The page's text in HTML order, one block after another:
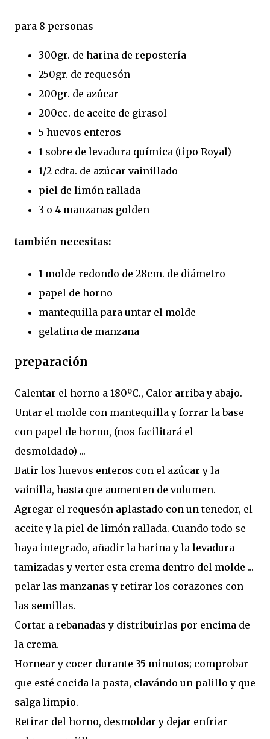
para 8 personas
300gr. de harina de repostería
250gr. de requesón
200gr. de azúcar
200cc. de aceite de girasol
5 huevos enteros
1 sobre de levadura química (tipo Royal)
1/2 cdta. de azúcar vainillado
piel de limón rallada
3 o 4 manzanas golden
también necesitas:
1 molde redondo de 28cm. de diámetro
papel de horno
mantequilla para untar el molde
gelatina de manzana
preparación
Calentar el horno a 180ºC., Calor arriba y abajo.
Untar el molde con mantequilla y forrar la base
con papel de horno, (nos facilitará el
desmoldado) ...
Batir los huevos enteros con el azúcar y la
vainilla, hasta que aumenten de volumen.
Agregar el requesón aplastado con un tenedor, el
aceite y la piel de limón rallada. Cuando todo se
haya integrado, añadir la harina y la levadura
tamizadas y verter esta crema dentro del molde ...
pelar las manzanas y retirar los corazones con
las semillas.
Cortar a rebanadas y distribuirlas por encima de
la crema.
Hornear y cocer durante 35 minutos; comprobar
que esté cocida la pasta, clavándo un palillo y que
salga limpio.
Retirar del horno, desmoldar y dejar enfriar